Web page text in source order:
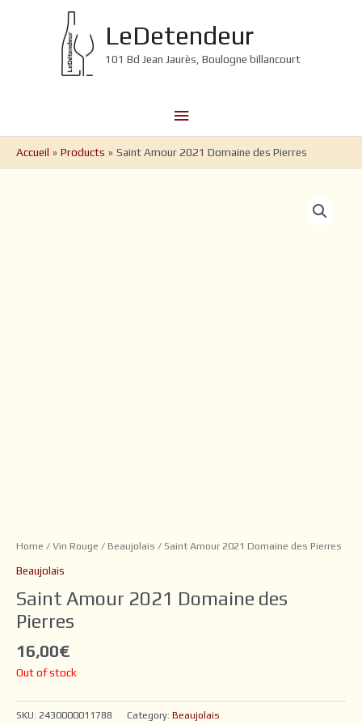
LeDetendeur
101 Bd Jean Jaurès, Boulogne billancourt
Menu
principal
Accueil Products Saint Amour 2021 Domaine des Pierres
Home / Vin Rouge / Beaujolais / Saint Amour 2021 Domaine des Pierres
Beaujolais
Saint Amour 2021 Domaine des
Pierres
16,00€
Out of stock
SKU: 2430000011788 Category: Beaujolais